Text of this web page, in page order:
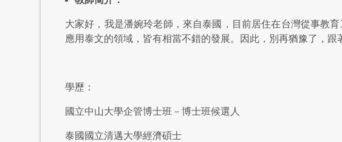
大家好，我是潘婉玲老師，來自泰國，目前居住在台灣從事教
應用泰文的領域，皆有相當不錯的發展。因此，別再猶豫了，跟
學歷：
國立中山大學企管博士班－博士班候選人
泰國國立清邁大學經濟碩士